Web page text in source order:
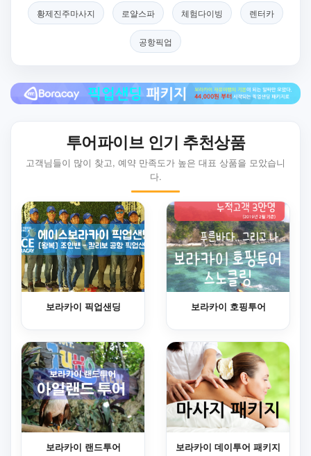
황제진주마사지 로얄스파 체험다이빙 렌터카
공항픽업
투어파이브 인기 추천상품
고객님들이 많이 찾고, 예약 만족도가 높은 대표 상품을 모았습니
다.
보라카이 픽업샌딩 보라카이 호핑투어
보라카이 랜드투어 보라카이 데이투어 패키지